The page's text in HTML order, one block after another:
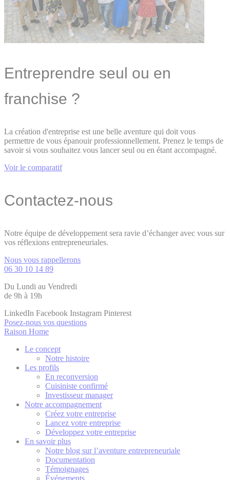
Entreprendre seul ou en
franchise ?
La création d'entreprise est une belle aventure qui doit vous
permettre de vous épanouir professionnellement. Prenez le temps de
savoir si vous souhaitez vous lancer seul ou en étant accompagné.
Voir le comparatif
Contactez-nous
Notre équipe de développement sera ravie d’échanger avec vous sur
vos réflexions entrepreneuriales.
Nous vous rappellerons
06 30 10 14 89
Du Lundi au Vendredi
de 9h à 19h
LinkedIn Facebook Instagram Pinterest
Posez-nous vos questions
Raison Home
Le concept
Notre histoire
Les profils
En reconversion
Cuisiniste confirmé
Investisseur manager
Notre accompagnement
Créez votre entreprise
Lancez votre entreprise
Développez votre entreprise
En savoir plus
Notre blog sur l’aventure entrepreneuriale
Documentation
Témoignages